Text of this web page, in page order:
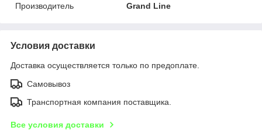
Производитель
Grand Line
Условия доставки
Доставка осуществляется только по предоплате.
Самовывоз
Транспортная компания поставщика.
Все условия доставки